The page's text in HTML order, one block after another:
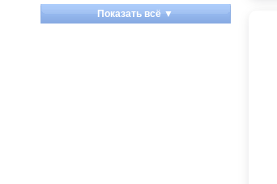
Ampeg
Apart
Показать всё ▼